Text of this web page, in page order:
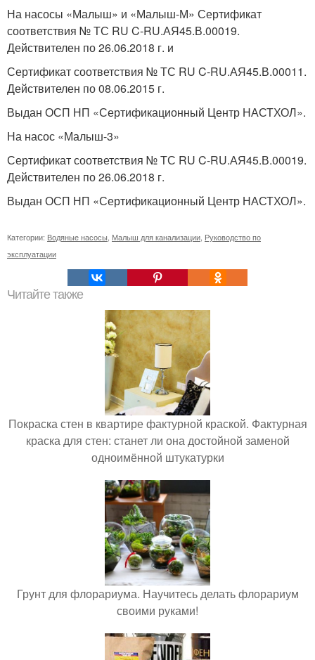
На насосы «Малыш» и «Малыш-М» Сертификат
соответствия № ТС RU C-RU.АЯ45.В.00019.
Действителен по 26.06.2018 г. и
Сертификат соответствия № ТС RU C-RU.АЯ45.В.00011.
Действителен по 08.06.2015 г.
Выдан ОСП НП «Сертификационный Центр НАСТХОЛ».
На насос «Малыш-3»
Сертификат соответствия № ТС RU C-RU.АЯ45.В.00019.
Действителен по 26.06.2018 г.
Выдан ОСП НП «Сертификационный Центр НАСТХОЛ».
Категории: Водяные насосы Малыш для канализации Руководство по
эксплуатации
Читайте также
Покраска стен в квартире фактурной краской. Фактурная
краска для стен: станет ли она достойной заменой
одноимённой штукатурки
Грунт для флорариума. Научитесь делать флорариум
своими руками!